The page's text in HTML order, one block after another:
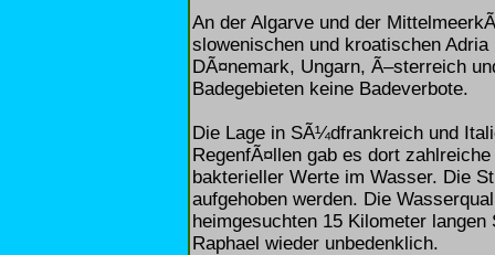
An der Algarve und der
slowenischen und kroatischen
DÃ¤nemark, Ungarn, Ã–sterreich
Badegebieten keine Badeverbote.
Die Lage in SÃ¼dfrankreich und
RegenfÃ¤llen gab es dort
bakterieller Werte im Wasser. Die
aufgehoben werden. Die
heimgesuchten 15 Kilometer
Raphael wieder unbedenklich.